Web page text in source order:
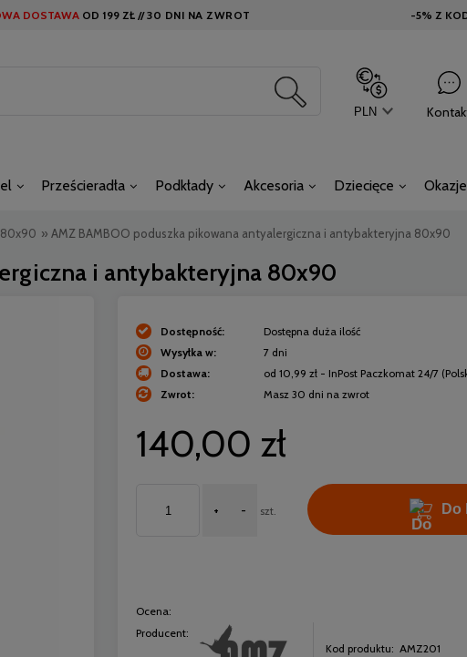
DOSTAWA OD 199 ZŁ //30 DNI NA ZWROT -5% Z
Prześcieradła Podkłady Akcesoria Dziecięce
» AMZ BAMBOO poduszka pikowana antyalergiczna i antybakteryjna 80x90
i antybakteryjna 80x90
Dostępność:
Dostępna duża ilość
Wysyłka w:
7 dni
Dostawa:
od 10,99 zł - InPost Paczkomat 24/7
Zwrot:
Masz 30 dni na zwrot
140,00 zł
+ - szt. Do
Ocena:
Producent:
Kod produktu: AMZ201